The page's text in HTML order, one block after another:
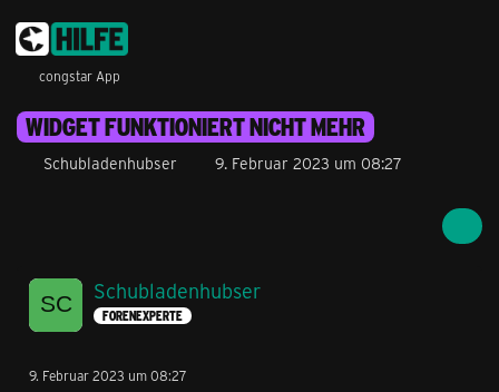
congstar App
WIDGET FUNKTIONIERT NICHT MEHR
Schubladenhubser 9. Februar 2023 um 08:27
Schubladenhubser
FORENEXPERTE
9. Februar 2023 um 08:27